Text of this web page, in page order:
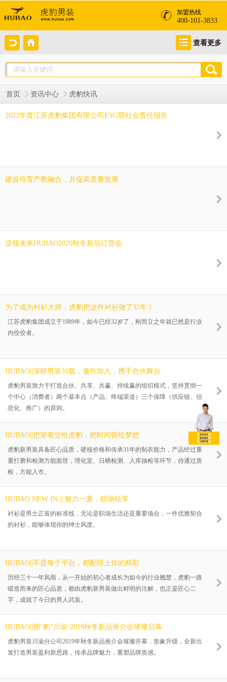
加盟热线
400-101-3833
查看更多
首页 资讯中心 虎豹快讯
2023年度江苏虎豹集团有限公司ESG暨社会责任报告
建设培育产教融合，共促高质量发展
逆领未来HUBAO2020秋冬新品订货会
为了成为衬衫大师，虎豹把这件衬衫做了32年！
江苏虎豹集团成立于1989年，如今已经32岁了，刚而立之年就已然是行业
内佼佼者。
HUBAO||深耕男装31载，邀你加入，携手合伙舞台
虎豹男装致力于打造合伙、共享、共赢、持续赢的组织模式，坚持贯彻一
个中心（消费者）两个基本点（产品、终端渠道）三个保障（供应链、信
息化、推广）的原则。
HUBAO||把穿着交给虎豹，把时间留给梦想
虎豹新男装具备匠心品质，硬核价格和传承31年的制衣能力，产品经过重
重打磨和检测方能面世，理化室、日晒检测、入库抽检等环节，待通过质
检，方能入市。
HUBAO NEW IN || 魅力一夏，职场轻享
衬衫是男士正装的标准线，无论是职场生活还是重要场合，一件优雅契合
的衬衫，能够体现你的绅士风度。
HUBAO||不是每个平台，都配得上你的精彩
历经三十一年风雨，从一开始的初心者成长为如今的行业翘楚，虎豹一路
锻造而来的匠心品质，都由虎豹新男装做出鲜明的注解，也正是匠心二
字，成就了今日的男人武装。
HUBAO||拥“豹”川渝·2019秋冬新品推介会璀璨启幕
虎豹男装川渝分公司2019年秋冬新品推介会璀璨开幕，形象升级，全新出
发打造男装盈利新思路，传承品牌魅力，重塑品牌质感。